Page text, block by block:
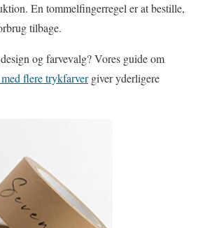
En tommelfingerregel er at bestille,
tilbage.
og farvevalg? Vores guide om
flere trykfarvergiver yderligere